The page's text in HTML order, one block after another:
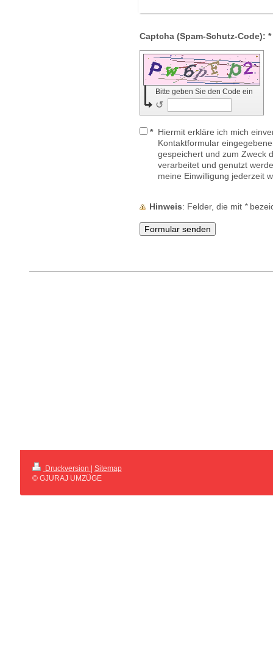
Captcha (Spam-Schutz-Code): *
Bitte geben Sie den Code ein
↺
* Hiermit erkläre ich mich
Kontaktformular
gespeichert und zum Zweck
verarbeitet und genutzt
meine Einwilligung jederzeit
Hinweis : Felder, die mit *
Druckversion
Sitemap
© GJURAJ UMZÜGE